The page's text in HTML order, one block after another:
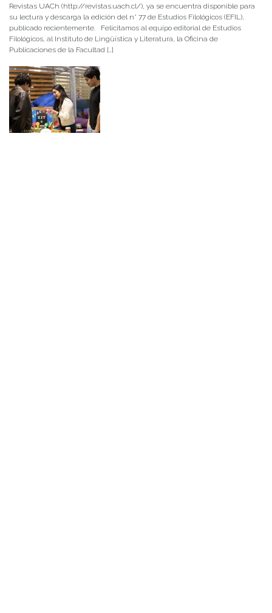
Revistas UACh (http://revistas.uach.cl/), ya se encuentra disponible para
su lectura y descarga la edición del n° 77 de Estudios Filológicos (EFIL),
publicado recientemente. Felicitamos al equipo editorial de Estudios
Filológicos, al Instituto de Lingüística y Literatura, la Oficina de
Publicaciones de la Facultad […]